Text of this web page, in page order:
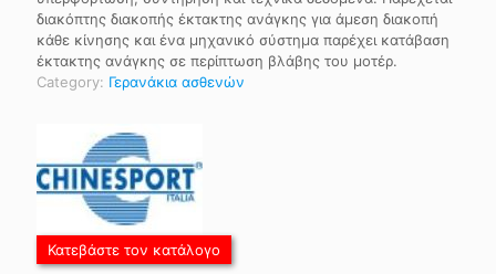
διακόπτης διακοπής έκτακτης ανάγκης για άμεση διακοπή
κάθε κίνησης και ένα μηχανικό σύστημα παρέχει κατάβαση
έκτακτης ανάγκης σε περίπτωση βλάβης του μοτέρ.
Category: Γερανάκια ασθενών
Κατεβάστε τον κατάλογο